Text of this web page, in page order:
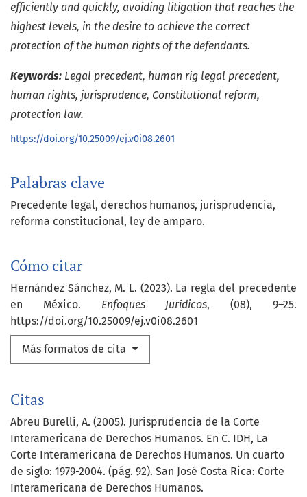
Palabras clave
Precedente legal derechos humanos jurisprudencia
reforma constitucional ley de amparo.
Cómo citar
Hernández Sánchez, M. L. (2023). La regla del precedente
en México. Enfoques Jurídicos, (08), 9–25.
https://doi.org/10.25009/ej.v0i08.2601
Más formatos de cita
efficiently and quickly, avoiding litigation that reaches the
highest levels, in the desire to achieve the correct
protection of the human rights of the defendants.
Keywords: Legal precedent, human rig legal precedent,
human rights, jurisprudence, Constitutional reform,
protection law.
https://doi.org/10.25009/ej.v0i08.2601
Citas
Abreu Burelli, A. (2005). Jurisprudencia de la Corte
Interamericana de Derechos Humanos. En C. IDH, La
Corte Interamericana de Derechos Humanos. Un cuarto
de siglo: 1979-2004. (pág. 92). San José Costa Rica: Corte
Interamericana de Derechos Humanos.